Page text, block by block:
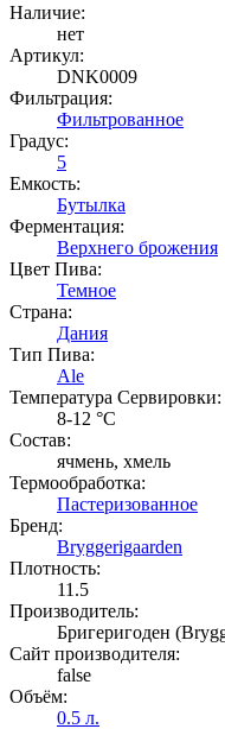
Наличие:
нет
Артикул:
DNK0009
Фильтрация:
Фильтрованное
Градус:
5
Емкость:
Бутылка
Ферментация:
Верхнего брожения
Цвет Пива:
Темное
Страна:
Дания
Тип Пива:
Ale
Температура Cервировки:
8-12 °С
Состав:
ячмень, хмель
Термообработка:
Пастеризованное
Бренд:
Bryggerigaarden
Плотность:
11.5
Производитель:
Бригеригоден
Сайт производителя:
false
Объём:
0.5 л.